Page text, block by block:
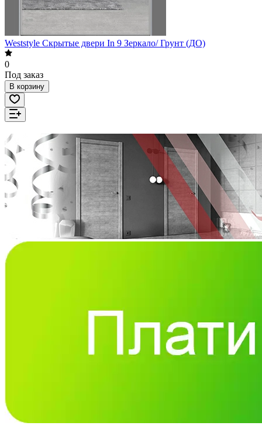
Weststyle Скрытые двери In 9 Зеркало/ Грунт (ДО)
0
Под заказ
В корзину